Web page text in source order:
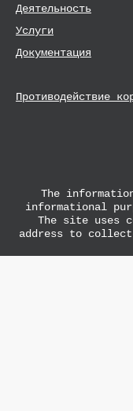
Деятельность
Услуги
Документация
Противодействие
The
informational
The site uses
address to